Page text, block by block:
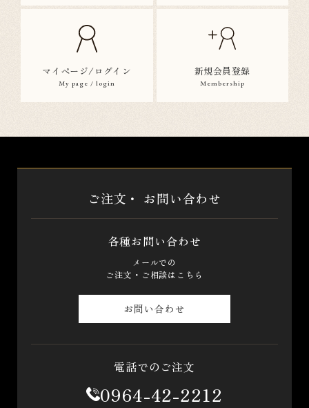
マイページ/ログイン
My page / login
新規会員登録
Membership
ご注文・ お問い合わせ
各種お問い合わせ
メールでの
ご注文・ご相談はこちら
お問い合わせ
電話でのご注文
0964-42-2212